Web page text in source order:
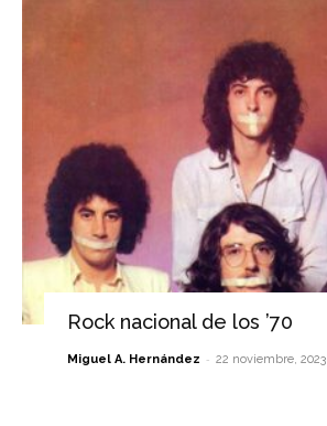
Rock nacional de los ’70
Miguel A. Hernández - 22 noviembre, 2023